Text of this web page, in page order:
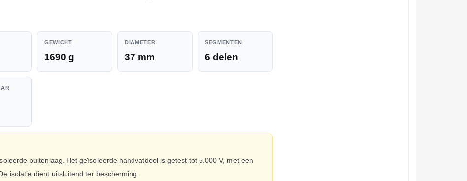
GEWICHT
1690 g
DIAMETER
37 mm
SEGMENTEN
6 delen
buitenlaag. Het geïsoleerde handvatdeel is getest tot 5.000 V, met een
isolatie dient uitsluitend ter bescherming.